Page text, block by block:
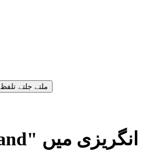
ملتے جلتے تلفظ